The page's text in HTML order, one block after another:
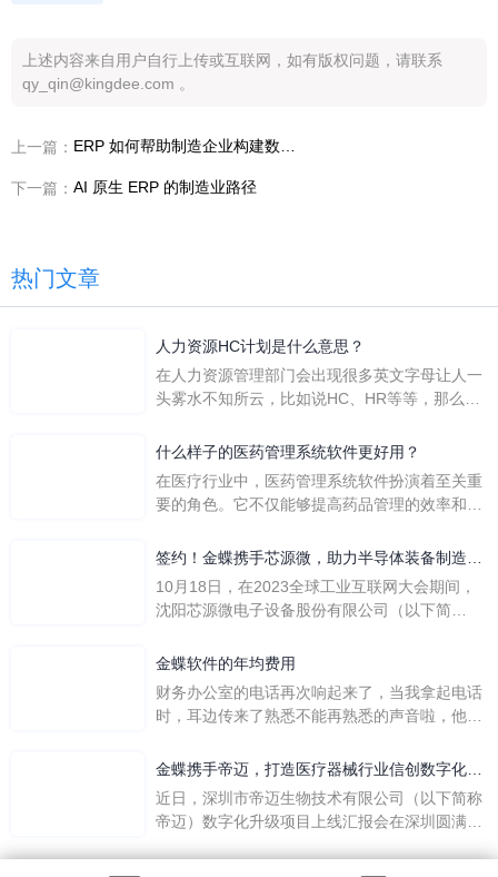
上述内容来自用户自行上传或互联网，如有版权问题，请联系
qy_qin@kingdee.com 。
上一篇：
下一篇： AI 原生 ERP 的制造业路径
热门文章
人力资源HC计划是什么意思？
在人力资源管理部门会出现很多英文字母让人一
头雾水不知所云，比如说HC、HR等等，那么它
么呢？
什么样子的医药管理系统软件更好用？
在医疗行业中，医药管理系统软件扮演着至关重
要的角色。它不仅能够提高药品管理的效率和准
一个好用的医药管理系统软件应具备以下特点。
地进行操作。 复杂的
签约！金蝶携手芯源微，助力半导体装备制造领
先企业迈向世界
10月18日，在2023全球工业互联网大会期间，
沈阳芯源微电子设备股份有限公司（以下简
下简称“金蝶”）在辽宁沈阳签署战略合作协议。
营管控平台，从而实现公司产研一体化、业财一
体化，提升公司整体业务水平。
金蝶软件的年均费用
财务办公室的电话再次响起来了，当我拿起电话
时，耳边传来了熟悉不能再熟悉的声音啦，他就
软件过程中遇到任何问题，我都可以获得金蝶服
一年的使用时间已经到了。我们公司用的是金蝶
KIS系列的标准版，一年的服务费是1000元/年。
刚看到这个1000元这个数字的时候，你是不是也
金蝶携手帝迈，打造医疗器械行业信创数字化标
杆
近日，深圳市帝迈生物技术有限公司（以下简称
帝迈）数字化升级项目上线汇报会在深圳圆满召